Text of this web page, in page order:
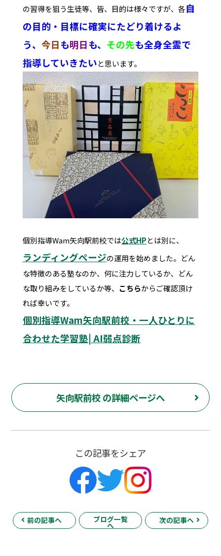
の習得を狙う生徒等、皆、目的は様々ですが、各自
の目的・目標に確実にたどり着けるよ
う、 今日も明日も、 その先も全身全霊で
指導していきたいと思います。
個別指導Wam矢向駅前校では公式HPとは別に、
ランディングページの運用を始めました。どん
な特徴のある塾なのか、何に注力しているか、どん
な取り組みをしているか等、 こちらからご確認頂け
れば幸いです。
個別指導Wam矢向駅前校・一人ひとりに
合わせた学習塾| AI弱点診断
矢向駅前校 の詳細ページへ
この記事をシェア
前の記事へ ブログ一覧
へ
次の記事へ